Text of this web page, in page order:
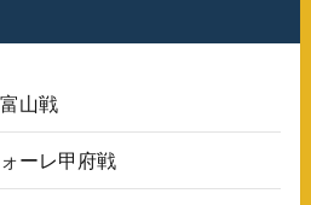
山戦
ーレ甲府戦